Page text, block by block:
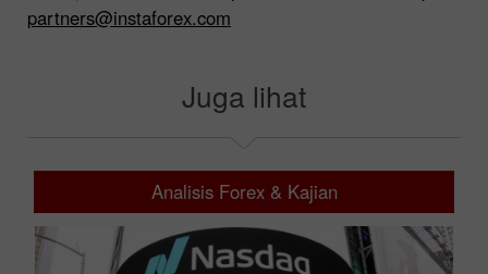
partners@instaforex.com
Juga lihat
Analisis Forex & Kajian